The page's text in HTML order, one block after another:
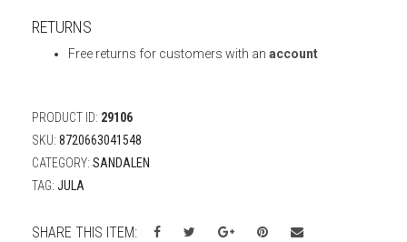
RETURNS
Free returns for customers with an account
PRODUCT ID: 29106
SKU: 8720663041548
CATEGORY: SANDALEN
TAG: JULA
SHARE THIS ITEM: